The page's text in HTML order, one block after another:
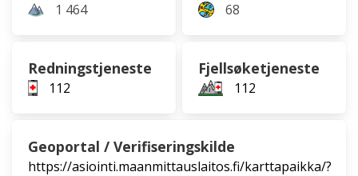
1 464 68
Redningstjeneste
112
Fjellsøketjeneste
112
Geoportal / Verifiseringskilde
https://asiointi.maanmittauslaitos.fi/karttapaikka/?